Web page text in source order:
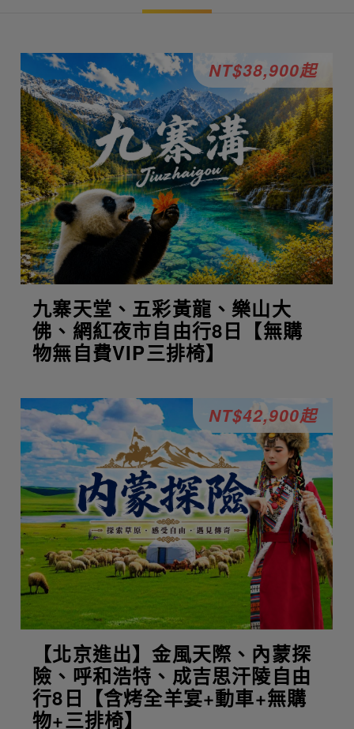
九寨天堂、五彩黃龍、樂山大
佛、網紅夜市自由行8日【無購
物無自費VIP三排椅】
NT$38,900起
【北京進出】金風天際、內蒙探
險、呼和浩特、成吉思汗陵自由
行8日【含烤全羊宴+動車+無購
物+三排椅】
NT$42,900起